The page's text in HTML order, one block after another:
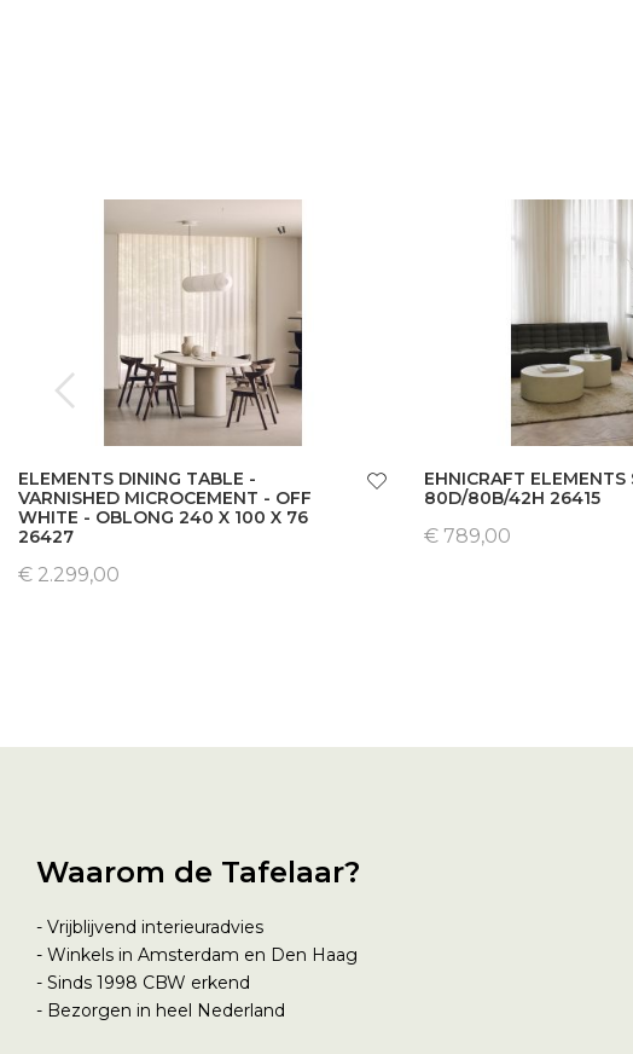
ELEMENTS DINING TABLE -
VARNISHED MICROCEMENT - OFF
WHITE - OBLONG 240 X 100 X 76
26427
€ 2.299,00
EHNICRAFT
80D/80B/42H 26415
€ 789,00
Waarom de Tafelaar?
- Vrijblijvend interieuradvies
- Winkels in Amsterdam en Den Haag
- Sinds 1998 CBW erkend
- Bezorgen in heel Nederland